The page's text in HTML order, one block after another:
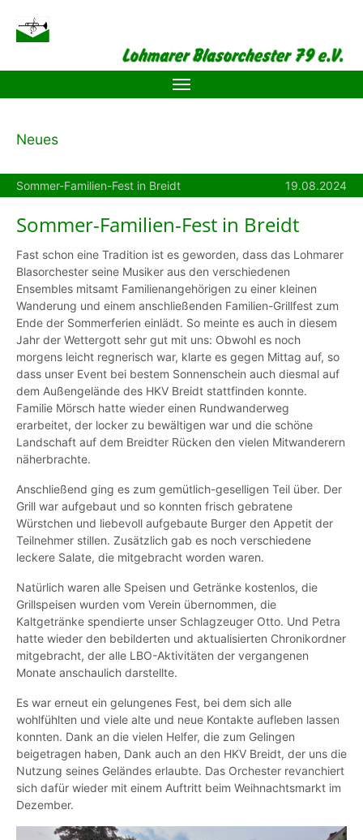
Neues
Sommer-Familien-Fest in Breidt 19.08.2024
Sommer-Familien-Fest in Breidt
Fast schon eine Tradition ist es geworden, dass das Lohmarer
Blasorchester seine Musiker aus den verschiedenen
Ensembles mitsamt Familienangehörigen zu einer kleinen
Wanderung und einem anschließenden Familien-Grillfest zum
Ende der Sommerferien einlädt. So meinte es auch in diesem
Jahr der Wettergott sehr gut mit uns: Obwohl es noch
morgens leicht regnerisch war, klarte es gegen Mittag auf, so
dass unser Event bei bestem Sonnenschein auch diesmal auf
dem Außengelände des HKV Breidt stattfinden konnte.
Familie Mörsch hatte wieder einen Rundwanderweg
erarbeitet, der locker zu bewältigen war und die schöne
Landschaft auf dem Breidter Rücken den vielen Mitwanderern
näherbrachte.
Anschließend ging es zum gemütlich-geselligen Teil über. Der
Grill war aufgebaut und so konnten frisch gebratene
Würstchen und liebevoll aufgebaute Burger den Appetit der
Teilnehmer stillen. Zusätzlich gab es noch verschiedene
leckere Salate, die mitgebracht worden waren.
Natürlich waren alle Speisen und Getränke kostenlos, die
Grillspeisen wurden vom Verein übernommen, die
Kaltgetränke spendierte unser Schlagzeuger Otto. Und Petra
hatte wieder den bebilderten und aktualisierten Chronikordner
mitgebracht, der alle LBO-Aktivitäten der vergangenen
Monate anschaulich darstellte.
Es war erneut ein gelungenes Fest, bei dem sich alle
wohlfühlten und viele alte und neue Kontakte aufleben lassen
konnten. Dank an die vielen Helfer, die zum Gelingen
beigetragen haben, Dank auch an den HKV Breidt, der uns die
Nutzung seines Geländes erlaubte. Das Orchester revanchiert
sich dafür wieder mit einem Auftritt beim Weihnachtsmarkt im
Dezember.